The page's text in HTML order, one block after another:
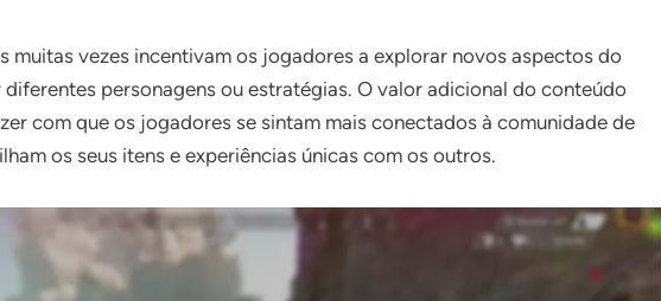
muitas vezes incentivam os jogadores a explorar novos aspectos do
personagens ou estratégias. O valor adicional do conteúdo
com que os jogadores se sintam mais conectados à comunidade de
os seus itens e experiências únicas com os outros.